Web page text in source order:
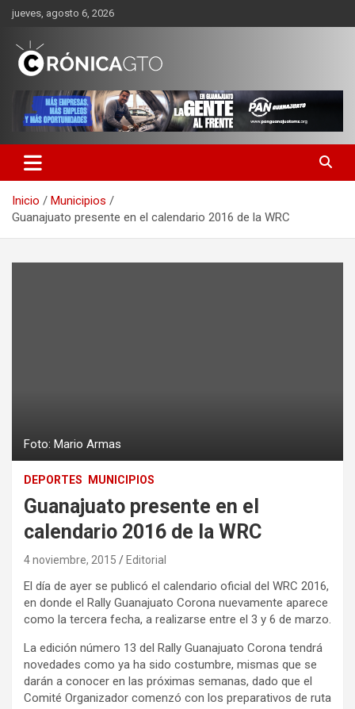
Saltar
contenido
jueves, agosto 6, 2026
CRONICA GUANAJUATO
Inicio
Municipios
Guanajuato presente en el calendario 2016 de la WRC
Foto: Mario Armas
DEPORTES MUNICIPIOS
Guanajuato presente en el
calendario 2016 de la WRC
4 noviembre, 2015 Editorial
El día de ayer se publicó el calendario oficial del WRC 2016,
en donde el Rally Guanajuato Corona nuevamente aparece
como la tercera fecha, a realizarse entre el 3 y 6 de marzo.
La edición número 13 del Rally Guanajuato Corona tendrá
novedades como ya ha sido costumbre, mismas que se
darán a conocer en las próximas semanas, dado que el
Comité Organizador comenzó con los preparativos de ruta